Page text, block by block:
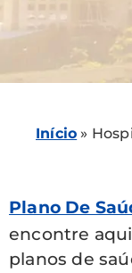
Início »
Plano De
encontre
planos de